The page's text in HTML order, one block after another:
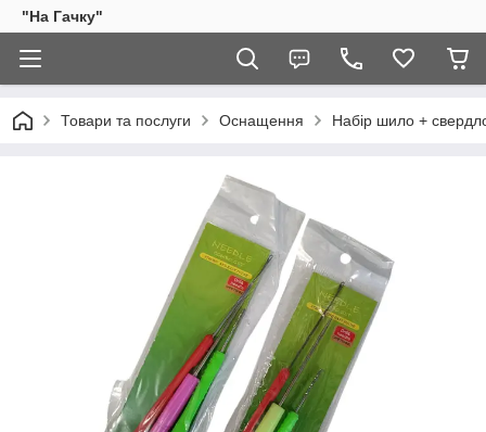
"На Гачку"
Товари та послуги Оснащення Набір шило +